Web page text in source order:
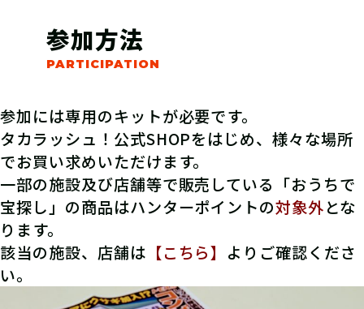
参加方法
参加には専用のキットが必要です。
タカラッシュ！公式SHOPをはじめ、様々な場所
でお買い求めいただけます。
一部の施設及び店舗等で販売している「おうちで
宝探し」の商品はハンターポイントの対象外とな
ります。
該当の施設、店舗は 【こちら】 よりご確認くださ
い。